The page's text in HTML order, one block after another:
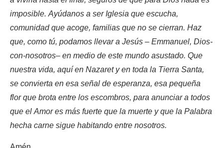
imposible. Ayúdanos a ser Iglesia que escucha,
comunidad que acoge, familias que no se cierran. Haz
que, como tú, podamos llevar a Jesús – Emmanuel, Dios-
con-nosotros– en medio de este mundo asustado. Que
nuestra vida, aquí en Nazaret y en toda la Tierra Santa,
se convierta en esa señal de esperanza, esa pequeña
flor que brota entre los escombros, para anunciar a todos
que el Amor es más fuerte que la muerte y que la Palabra
hecha carne sigue habitando entre nosotros.